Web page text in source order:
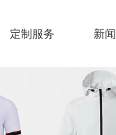
定制服务 新